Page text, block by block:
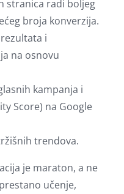
stranica radi boljeg
broja konverzija.
i
na osnovu
kampanja i
Score) na Google
trendova.
je maraton, a ne
učenje,